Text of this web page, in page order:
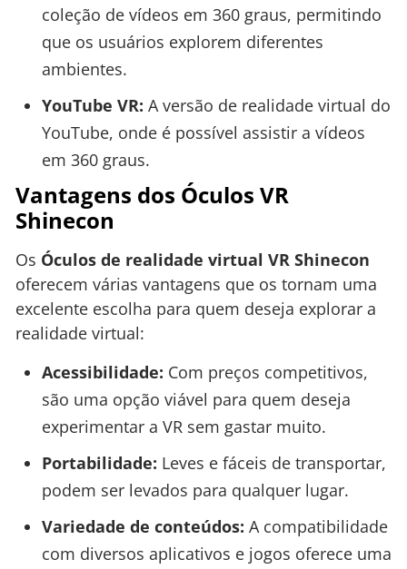
coleção de vídeos em 360 graus, permitindo
que os usuários explorem diferentes
ambientes.
YouTube VR: A versão de realidade virtual do
YouTube, onde é possível assistir a vídeos
em 360 graus.
Vantagens dos Óculos VR
Shinecon
Os Óculos de realidade virtual VR Shinecon
oferecem várias vantagens que os tornam uma
excelente escolha para quem deseja explorar a
realidade virtual:
Acessibilidade: Com preços competitivos,
são uma opção viável para quem deseja
experimentar a VR sem gastar muito.
Portabilidade: Leves e fáceis de transportar,
podem ser levados para qualquer lugar.
Variedade de conteúdos: A compatibilidade
com diversos aplicativos e jogos oferece uma